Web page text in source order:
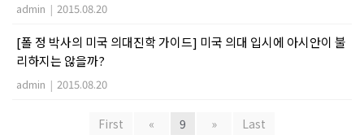
admin | 2015.08.20
[폴 정 박사의 미국 의대진학 가이드] 미국 의대 입시에 아시안이 불
리하지는 않을까?
admin | 2015.08.20
First « 9 » Last